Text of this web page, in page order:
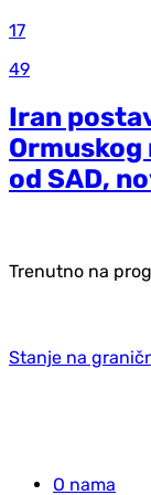
17
49
Iran
Ormuskog
od SAD,
Trenutno na
Stanje na
O nama